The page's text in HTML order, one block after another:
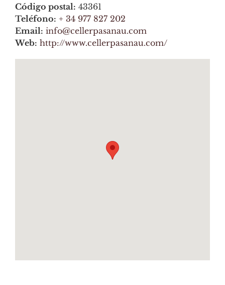
Código postal: 43361
Teléfono: + 34 977 827 202
Email: info@cellerpasanau.com
Web: http://www.cellerpasanau.com/